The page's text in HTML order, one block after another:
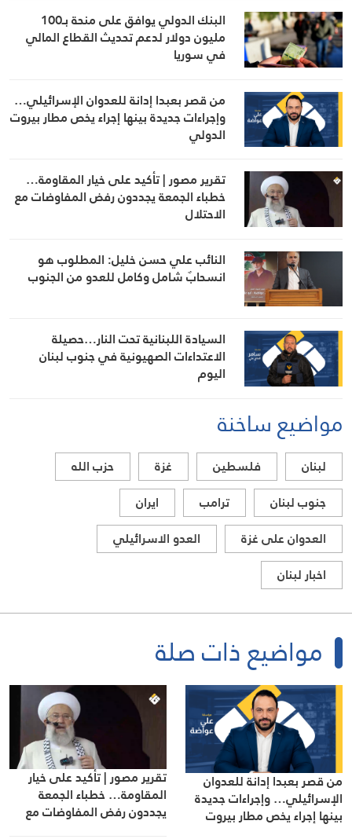
البنك الدولي يوافق على منحة بـ100
مليون دولار لدعم تحديث القطاع المالي
في سوريا
من قصر بعبدا إدانة للعدوان الإسرائيلي…
وإجراءات جديدة بينها إجراء يخص مطار بيروت
الدولي
تقرير مصور | تأكيد على خيار المقاومة…
خطباء الجمعة يجددون رفض المفاوضات مع
الاحتلال
النائب علي حسن خليل: المطلوب هو
انسحابٌ شامل وكامل للعدو من الجنوب
السيادة اللبنانية تحت النار…حصيلة
الاعتداءات الصهيونية في جنوب لبنان
اليوم
مواضيع ساخنة
لبنان فلسطين غزة
حزب الله
جنوب لبنان
ترامب
ايران
العدوان على غزة
العدو الاسرائيلي
اخبار لبنان
مواضيع ذات صلة
من قصر بعبدا إدانة للعدوان
الإسرائيلي… وإجراءات جديدة
بينها إجراء يخص مطار بيروت
تقرير مصور | تأكيد على خيار
المقاومة… خطباء الجمعة
يجددون رفض المفاوضات مع